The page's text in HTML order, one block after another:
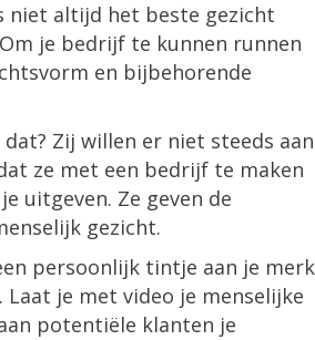
niet altijd het beste gezicht
je bedrijf te kunnen runnen
en bijbehorende
Zij willen er niet steeds aan
ze met een bedrijf te maken
uitgeven. Ze geven de
gezicht.
persoonlijk tintje aan je merk
je met video je menselijke
potentiële klanten je